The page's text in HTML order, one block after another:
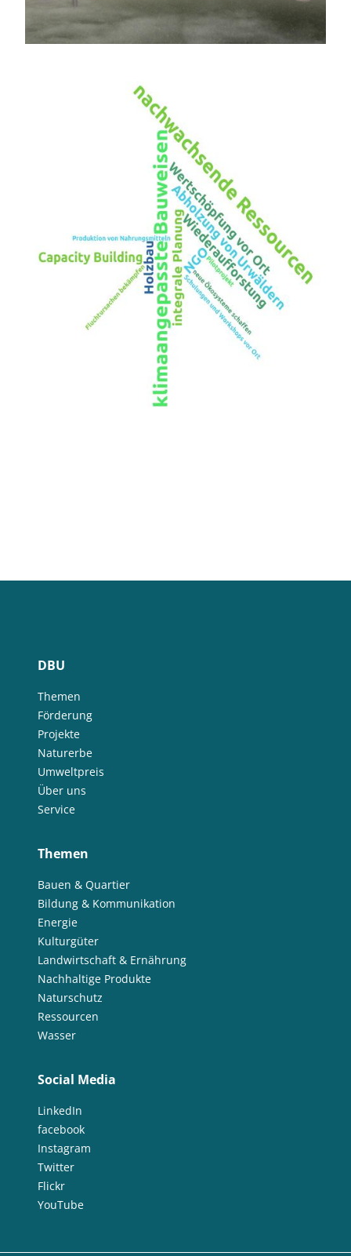
DBU
Themen
Förderung
Projekte
Naturerbe
Umweltpreis
Über uns
Service
Themen
Bauen & Quartier
Bildung & Kommunikation
Energie
Kulturgüter
Landwirtschaft & Ernährung
Nachhaltige Produkte
Naturschutz
Ressourcen
Wasser
Social Media
LinkedIn
facebook
Instagram
Twitter
Flickr
YouTube